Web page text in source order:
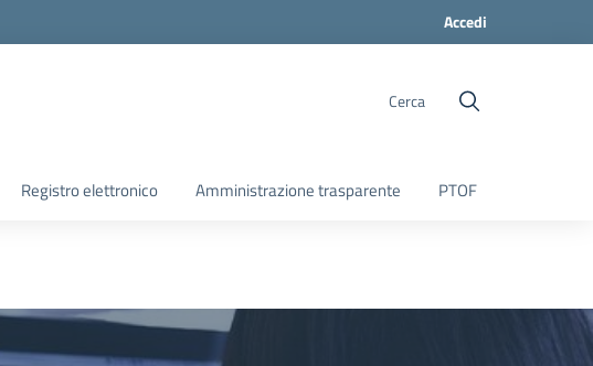
Accedi
Cerca
Registro elettronico Amministrazione trasparente PTOF